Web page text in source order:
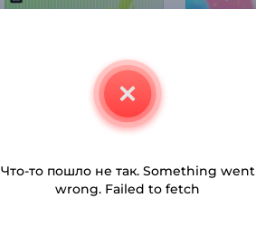
Что-то пошло не так. Something went
wrong. Failed to fetch